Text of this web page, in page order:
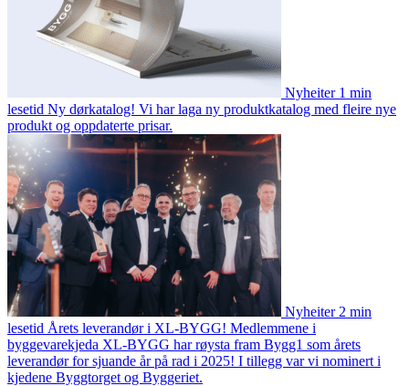
Nyheiter 1 min
lesetid Ny dørkatalog! Vi har laga ny produktkatalog med fleire nye
produkt og oppdaterte prisar.
Nyheiter 2 min
lesetid Årets leverandør i XL-BYGG! Medlemmene i
byggevarekjeda XL-BYGG har røysta fram Bygg1 som årets
leverandør for sjuande år på rad i 2025! I tillegg var vi nominert i
kjedene Byggtorget og Byggeriet.